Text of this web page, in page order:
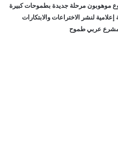
يدخل مشروع موهوبون مرحلة جديدة بطموحات كبيرة
لنشر الاختراعات والابتكارات
لمشرع عربي طموح